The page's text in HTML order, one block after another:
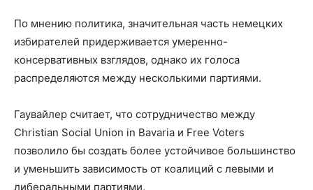
По мнению политика, значительная часть немецких
избирателей придерживается умеренно-
консервативных взглядов, однако их голоса
распределяются между несколькими партиями.
Гаувайлер считает, что сотрудничество между
Christian Social Union in Bavaria и Free Voters
позволило бы создать более устойчивое большинство
и уменьшить зависимость от коалиций с левыми и
либеральными партиями.